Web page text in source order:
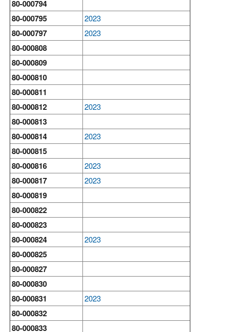
80-000794
80-000795
2023
80-000797 2023
80-000808
80-000809
80-000810
80-000811
80-000812
2023
80-000813
80-000814
2023
80-000815
80-000816
2023
80-000817 2023
80-000819
80-000822
80-000823
80-000824
2023
80-000825
80-000827
80-000830
80-000831
2023
80-000832
80-000833